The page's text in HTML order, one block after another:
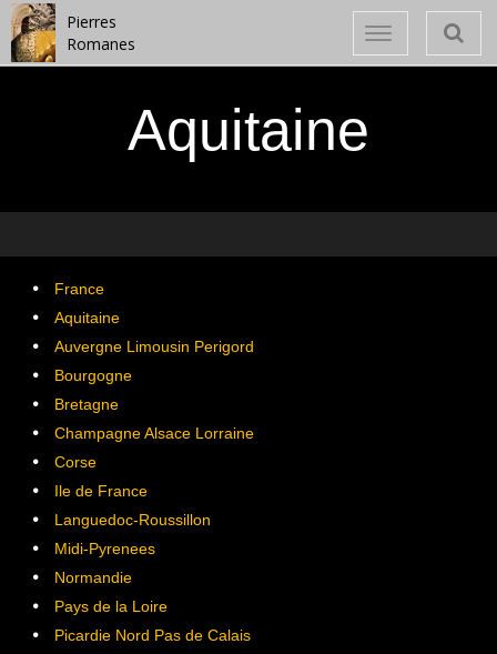
Toggle
navigation
Pierres
Romanes
Aquitaine
France
Aquitaine
Auvergne Limousin Perigord
Bourgogne
Bretagne
Champagne Alsace Lorraine
Corse
Ile de France
Languedoc-Roussillon
Midi-Pyrenees
Normandie
Pays de la Loire
Picardie Nord Pas de Calais